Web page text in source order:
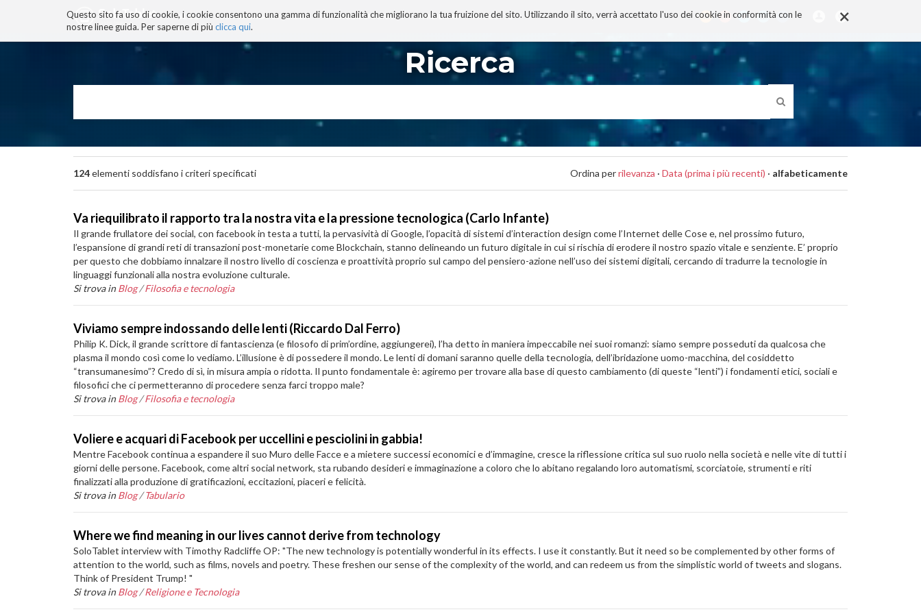
×
Questo sito fa uso di cookie, i cookie consentono una gamma di funzionalità che migliorano la tua fruizione del sito. Utilizzando il sito, verrà accettato l'uso dei cookie in conformità con le
nostre linee guida. Per saperne di più clicca qui.
BLOG TECNOCONSAPEVOLEZZA TECNOBIBLIOGRAFIA I MIEI LIBRI PROGETTO
navigazione
Ricerca
124elementi soddisfano i criteri specificati Ordina perrilevanza · Data (prima i più recenti) · alfabeticamente
Va riequilibrato il rapporto tra la nostra vita e la pressione tecnologica (Carlo Infante)
Il grande frullatore dei social, con facebook in testa a tutti, la pervasività di Google, l’opacità di sistemi d’interaction design come l’Internet delle Cose e, nel prossimo futuro,
l’espansione di grandi reti di transazioni post-monetarie come Blockchain, stanno delineando un futuro digitale in cui si rischia di erodere il nostro spazio vitale e senziente. E’ proprio
per questo che dobbiamo innalzare il nostro livello di coscienza e proattività proprio sul campo del pensiero-azione nell’uso dei sistemi digitali, cercando di tradurre la tecnologie in
linguaggi funzionali alla nostra evoluzione culturale.
Si trova in Blog /Filosofia e tecnologia
Viviamo sempre indossando delle lenti (Riccardo Dal Ferro)
Philip K. Dick, il grande scrittore di fantascienza (e filosofo di prim’ordine, aggiungerei), l’ha detto in maniera impeccabile nei suoi romanzi: siamo sempre posseduti da qualcosa che
plasma il mondo così come lo vediamo. L’illusione è di possedere il mondo. Le lenti di domani saranno quelle della tecnologia, dell’ibridazione uomo-macchina, del cosiddetto
“transumanesimo”? Credo di sì, in misura ampia o ridotta. Il punto fondamentale è: agiremo per trovare alla base di questo cambiamento (di queste “lenti”) i fondamenti etici, sociali e
filosofici che ci permetteranno di procedere senza farci troppo male?
Si trova in Blog /Filosofia e tecnologia
Voliere e acquari di Facebook per uccellini e pesciolini in gabbia!
Mentre Facebook continua a espandere il suo Muro delle Facce e a mietere successi economici e d’immagine, cresce la riflessione critica sul suo ruolo nella società e nelle vite di tutti i
giorni delle persone. Facebook, come altri social network, sta rubando desideri e immaginazione a coloro che lo abitano regalando loro automatismi, scorciatoie, strumenti e riti
finalizzati alla produzione di gratificazioni, eccitazioni, piaceri e felicità.
Si trova in Blog /Tabulario
Where we find meaning in our lives cannot derive from technology
SoloTablet interview with Timothy Radcliffe OP: "The new technology is potentially wonderful in its effects. I use it constantly. But it need so be complemented by other forms of
attention to the world, such as films, novels and poetry. These freshen our sense of the complexity of the world, and can redeem us from the simplistic world of tweets and slogans.
Think of President Trump! "
Si trova in Blog /Religione e Tecnologia